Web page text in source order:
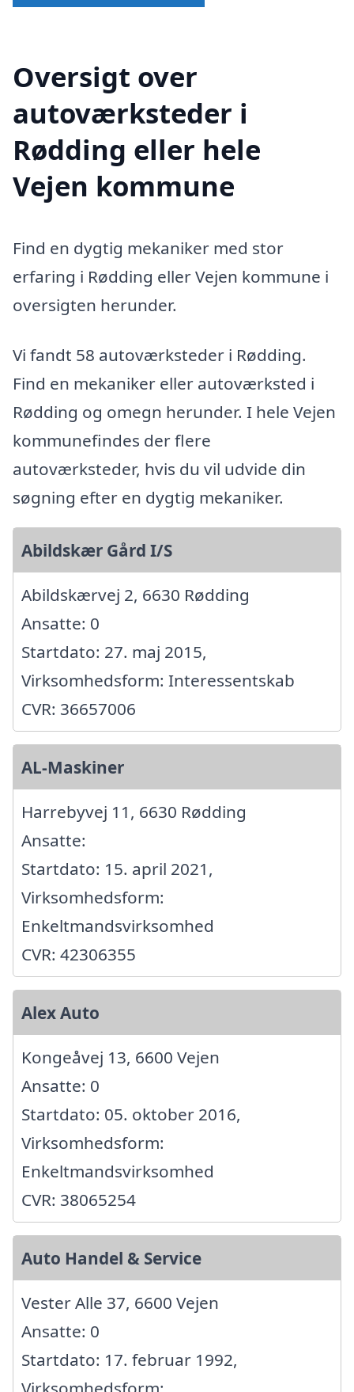
Oversigt over
autoværksteder i
Rødding eller hele
Vejen kommune
Find en dygtig mekaniker med stor
erfaring i Rødding eller Vejen kommune i
oversigten herunder.
Vi fandt 58 autoværksteder i Rødding.
Find en mekaniker eller autoværksted i
Rødding og omegn herunder. I hele Vejen
kommunefindes der flere
autoværksteder, hvis du vil udvide din
søgning efter en dygtig mekaniker.
Abildskær Gård I/S
Abildskærvej 2, 6630 Rødding
Ansatte: 0
Startdato: 27. maj 2015,
Virksomhedsform: Interessentskab
CVR: 36657006
AL-Maskiner
Harrebyvej 11, 6630 Rødding
Ansatte:
Startdato: 15. april 2021,
Virksomhedsform:
Enkeltmandsvirksomhed
CVR: 42306355
Alex Auto
Kongeåvej 13, 6600 Vejen
Ansatte: 0
Startdato: 05. oktober 2016,
Virksomhedsform:
Enkeltmandsvirksomhed
CVR: 38065254
Auto Handel & Service
Vester Alle 37, 6600 Vejen
Ansatte: 0
Startdato: 17. februar 1992,